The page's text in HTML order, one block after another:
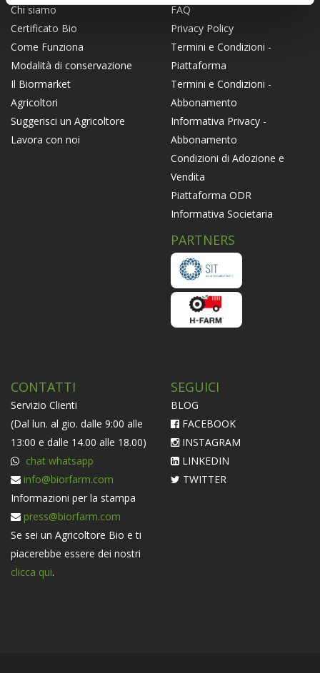
Chi siamo
Certificato Bio
Come Funziona
Modalità di conservazione
Il Biormarket
Agricoltori
Suggerisci un Agricoltore
Lavora con noi
FAQ
Privacy Policy
Termini e Condizioni -
Piattaforma
Termini e Condizioni -
Abbonamento
Informativa Privacy -
Abbonamento
Condizioni di Adozione e
Vendita
Piattaforma ODR
Informativa Societaria
PARTNERS
CONTATTI
Servizio Clienti
(Dal lun. al gio. dalle 9:00 alle
13:00 e dalle 14.00 alle 18.00)
chat whatsapp
info@biorfarm.com
Informazioni per la stampa
press@biorfarm.com
Se sei un Agricoltore Bio e ti
piacerebbe essere dei nostri
clicca qui.
SEGUICI
BLOG
FACEBOOK
INSTAGRAM
LINKEDIN
TWITTER